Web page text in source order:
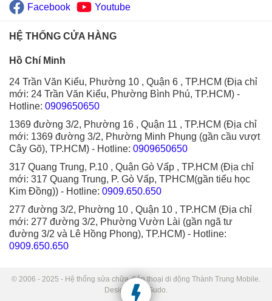
Facebook Youtube
HỆ THỐNG CỬA HÀNG
Hồ Chí Minh
24 Trần Văn Kiểu, Phường 10 , Quận 6 , TP.HCM (Địa chỉ
mới: 24 Trần Văn Kiểu, Phường Bình Phú, TP.HCM) -
Hotline: 0909650650
1369 đường 3/2, Phường 16 , Quận 11 , TP.HCM (Địa chỉ
mới: 1369 đường 3/2, Phường Minh Phụng (gần cầu vượt
Cây Gõ), TP.HCM) - Hotline: 0909650650
317 Quang Trung, P.10 , Quận Gò Vấp , TP.HCM (Địa chỉ
mới: 317 Quang Trung, P. Gò Vấp, TPHCM(gần tiểu học
Kim Đồng)) - Hotline: 0909.650.650
277 đường 3/2, Phường 10 , Quận 10 , TP.HCM (Địa chỉ
mới: 277 đường 3/2, Phường Vườn Lài (gần ngã tư
đường 3/2 và Lê Hồng Phong), TP.HCM) - Hotline:
0909.650.650
© 2006 - 2025 - Hệ thống sửa chữa điện thoại di động Thành Trung Mobile.
Designed by Sudo.